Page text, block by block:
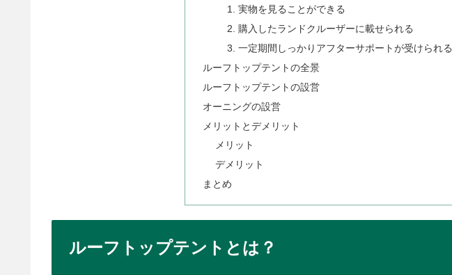
1. 実物を見ることができる
2. 購入したランドクルーザーに載せられる
3. 一定期間しっかりアフターサポートが受けられる
ルーフトップテントの全景
ルーフトップテントの設営
オーニングの設営
メリットとデメリット
メリット
デメリット
まとめ
ルーフトップテントとは？